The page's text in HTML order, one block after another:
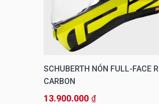
SCHUBERTH NÓN FULL-FACE
CARBON
13.900.000 ₫